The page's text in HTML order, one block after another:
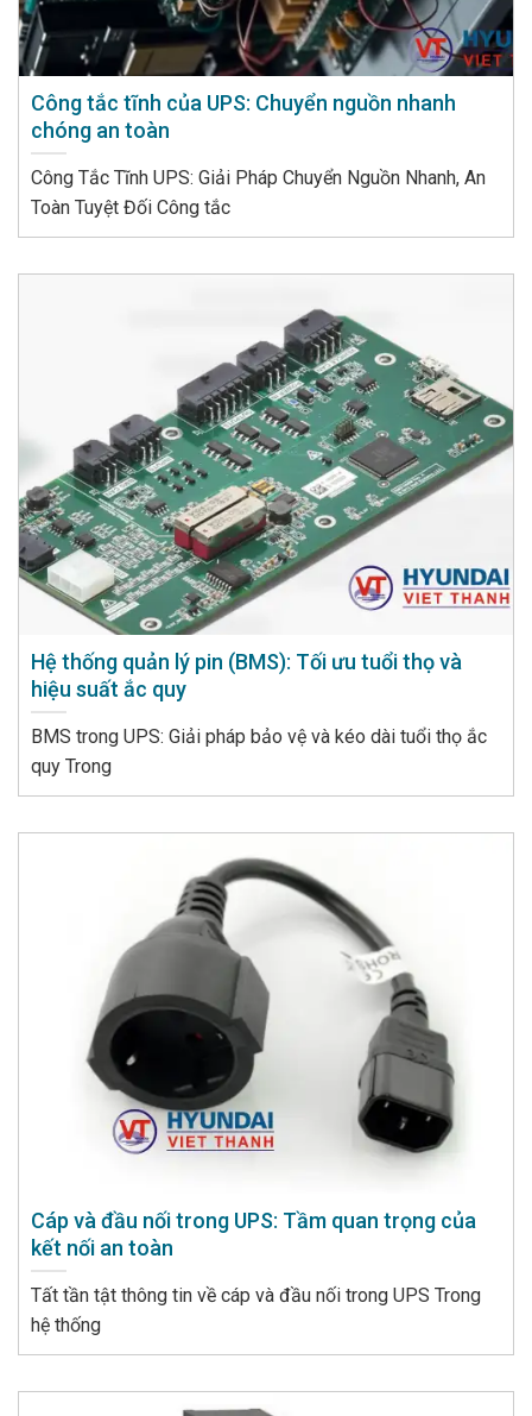
Công tắc tĩnh của UPS: Chuyển nguồn nhanh
chóng an toàn
Công Tắc Tĩnh UPS: Giải Pháp Chuyển Nguồn Nhanh, An
Toàn Tuyệt Đối Công tắc
Hệ thống quản lý pin (BMS): Tối ưu tuổi thọ và
hiệu suất ắc quy
BMS trong UPS: Giải pháp bảo vệ và kéo dài tuổi thọ ắc
quy Trong
Cáp và đầu nối trong UPS: Tầm quan trọng của
kết nối an toàn
Tất tần tật thông tin về cáp và đầu nối trong UPS Trong
hệ thống